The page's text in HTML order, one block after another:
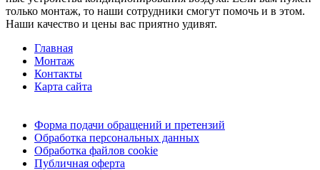
только монтаж, то наши сотрудники смогут помочь и в этом.
Наши качество и цены вас приятно удивят.
Главная
Монтаж
Контакты
Карта сайта
Форма подачи обращений и претензий
Обработка персональных данных
Обработка файлов cookie
Публичная оферта